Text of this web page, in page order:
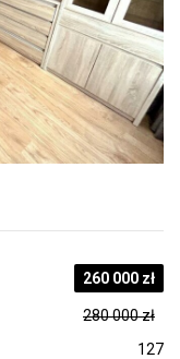
260 000 zł
280 000 zł
127